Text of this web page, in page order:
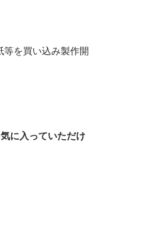
等を買い込み製作開
に入っていただけ